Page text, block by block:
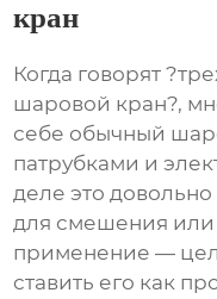
кран
Когда говорят
шаровой кран?,
себе обычный
патрубками и
деле это
для смешения или
применение —
ставить его как